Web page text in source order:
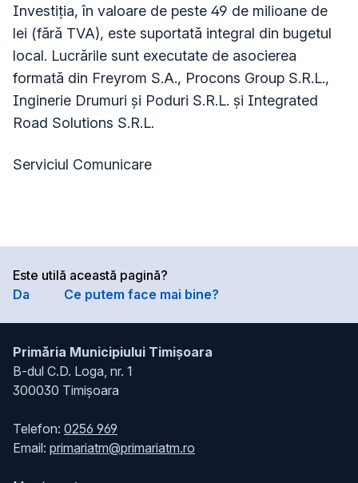
Investiția, în valoare de peste 49 de milioane de
lei (fără TVA), este suportată integral din bugetul
local. Lucrările sunt executate de asocierea
formată din Freyrom S.A., Procons Group S.R.L.,
Inginerie Drumuri și Poduri S.R.L. și Integrated
Road Solutions S.R.L.
Serviciul Comunicare
Este utilă această pagină?
Da
Ce putem face mai bine?
Primăria Municipiului Timișoara
B-dul C.D. Loga, nr. 1
300030 Timișoara
Telefon: 0256 969
Email: primariatm@primariatm.ro